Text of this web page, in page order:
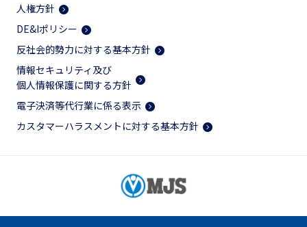
人権方針
DE&Iポリシー
反社会的勢力に対する基本方針
情報セキュリティ及び
個人情報保護に関する方針
電子決済等代行業に係る表示
カスタマーハラスメントに対する基本方針